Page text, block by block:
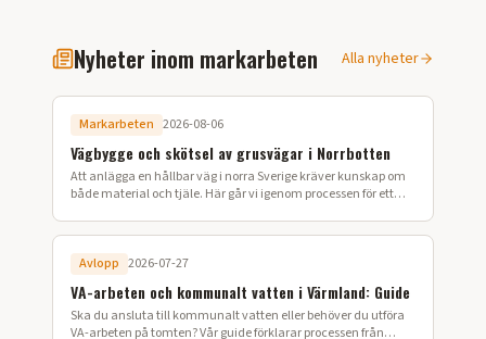
Nyheter inom markarbeten Alla nyheter
Markarbeten 2026-08-06
Vägbygge och skötsel av grusvägar i Norrbotten
Att anlägga en hållbar väg i norra Sverige kräver kunskap om
både material och tjäle. Här går vi igenom processen för ett
Avlopp 2026-07-27
VA-arbeten och kommunalt vatten i Värmland: Guide
Ska du ansluta till kommunalt vatten eller behöver du utföra
VA-arbeten på tomten? Vår guide förklarar processen från